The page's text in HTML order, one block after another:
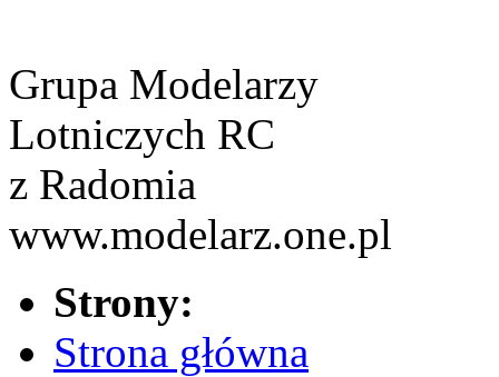
Grupa Modelarzy
Lotniczych RC
z Radomia
www.modelarz.one.pl
Strony:
Strona główna